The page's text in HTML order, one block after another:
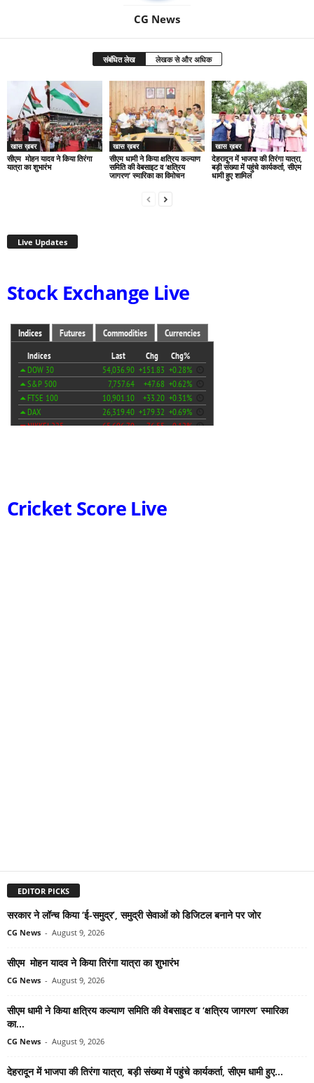
CG News
संबंधित लेख लेखक से और अधिक
खास ख़बर
सीएम मोहन यादव ने किया तिरंगा
यात्रा का शुभारंभ
खास ख़बर
सीएम धामी ने किया क्षत्रिय कल्याण
समिति की वेबसाइट व ‘क्षत्रिय
जागरण’ स्मारिका का विमोचन
खास ख़बर
देहरादून में भाजपा की तिरंगा यात्रा,
बड़ी संख्या में पहुंचे कार्यकर्ता, सीएम
धामी हुए शामिल
Live Updates
Stock Exchange Live
Cricket Score Live
EDITOR PICKS
सरकार ने लॉन्च किया ‘ई-समुद्र’, समुद्री सेवाओं को डिजिटल बनाने पर जोर
CG News - August 9, 2026
सीएम मोहन यादव ने किया तिरंगा यात्रा का शुभारंभ
CG News - August 9, 2026
सीएम धामी ने किया क्षत्रिय कल्याण समिति की वेबसाइट व ‘क्षत्रिय जागरण’ स्मारिका
का...
CG News - August 9, 2026
देहरादून में भाजपा की तिरंगा यात्रा, बड़ी संख्या में पहुंचे कार्यकर्ता, सीएम धामी हुए...